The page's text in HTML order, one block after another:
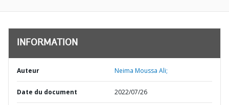
INFORMATION
Auteur Neima Moussa Ali;
Date du document 2022/07/26